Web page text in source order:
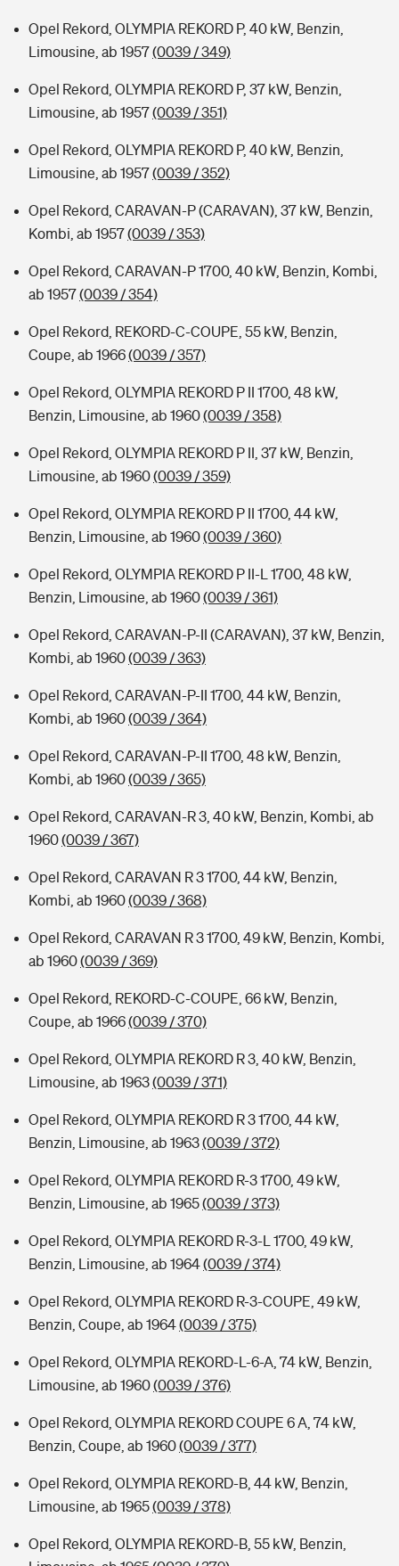
Opel Rekord, OLYMPIA REKORD P, 40 kW, Benzin,
Limousine, ab 1957(0039 / 349)
Opel Rekord, OLYMPIA REKORD P, 37 kW, Benzin,
Limousine, ab 1957(0039 / 351)
Opel Rekord, OLYMPIA REKORD P, 40 kW, Benzin,
Limousine, ab 1957(0039 / 352)
Opel Rekord, CARAVAN-P (CARAVAN), 37 kW, Benzin,
Kombi, ab 1957(0039 / 353)
Opel Rekord, CARAVAN-P 1700, 40 kW, Benzin, Kombi,
ab 1957(0039 / 354)
Opel Rekord, REKORD-C-COUPE, 55 kW, Benzin,
Coupe, ab 1966(0039 / 357)
Opel Rekord, OLYMPIA REKORD P II 1700, 48 kW,
Benzin, Limousine, ab 1960(0039 / 358)
Opel Rekord, OLYMPIA REKORD P II, 37 kW, Benzin,
Limousine, ab 1960(0039 / 359)
Opel Rekord, OLYMPIA REKORD P II 1700, 44 kW,
Benzin, Limousine, ab 1960(0039 / 360)
Opel Rekord, OLYMPIA REKORD P II-L 1700, 48 kW,
Benzin, Limousine, ab 1960(0039 / 361)
Opel Rekord, CARAVAN-P-II (CARAVAN), 37 kW, Benzin,
Kombi, ab 1960(0039 / 363)
Opel Rekord, CARAVAN-P-II 1700, 44 kW, Benzin,
Kombi, ab 1960(0039 / 364)
Opel Rekord, CARAVAN-P-II 1700, 48 kW, Benzin,
Kombi, ab 1960(0039 / 365)
Opel Rekord, CARAVAN-R 3, 40 kW, Benzin, Kombi, ab
1960(0039 / 367)
Opel Rekord, CARAVAN R 3 1700, 44 kW, Benzin,
Kombi, ab 1960(0039 / 368)
Opel Rekord, CARAVAN R 3 1700, 49 kW, Benzin, Kombi,
ab 1960(0039 / 369)
Opel Rekord, REKORD-C-COUPE, 66 kW, Benzin,
Coupe, ab 1966(0039 / 370)
Opel Rekord, OLYMPIA REKORD R 3, 40 kW, Benzin,
Limousine, ab 1963(0039 / 371)
Opel Rekord, OLYMPIA REKORD R 3 1700, 44 kW,
Benzin, Limousine, ab 1963(0039 / 372)
Opel Rekord, OLYMPIA REKORD R-3 1700, 49 kW,
Benzin, Limousine, ab 1965(0039 / 373)
Opel Rekord, OLYMPIA REKORD R-3-L 1700, 49 kW,
Benzin, Limousine, ab 1964(0039 / 374)
Opel Rekord, OLYMPIA REKORD R-3-COUPE, 49 kW,
Benzin, Coupe, ab 1964(0039 / 375)
Opel Rekord, OLYMPIA REKORD-L-6-A, 74 kW, Benzin,
Limousine, ab 1960(0039 / 376)
Opel Rekord, OLYMPIA REKORD COUPE 6 A, 74 kW,
Benzin, Coupe, ab 1960(0039 / 377)
Opel Rekord, OLYMPIA REKORD-B, 44 kW, Benzin,
Limousine, ab 1965(0039 / 378)
Opel Rekord, OLYMPIA REKORD-B, 55 kW, Benzin,